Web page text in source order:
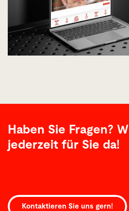
Haben Sie Fragen?
jederzeit für Sie da!
Kontaktieren Sie uns gern!